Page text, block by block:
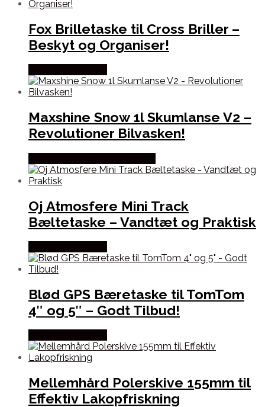
Fox Brilletaske til Cross Briller –
Beskyt og Organiser!
Maxshine Snow 1l Skumlanse V2 –
Revolutioner Bilvasken!
Oj Atmosfere Mini Track
Bæltetaske – Vandtæt og Praktisk
Blød GPS Bæretaske til TomTom
4″ og 5″ – Godt Tilbud!
Mellemhård Polerskive 155mm til
Effektiv Lakopfriskning